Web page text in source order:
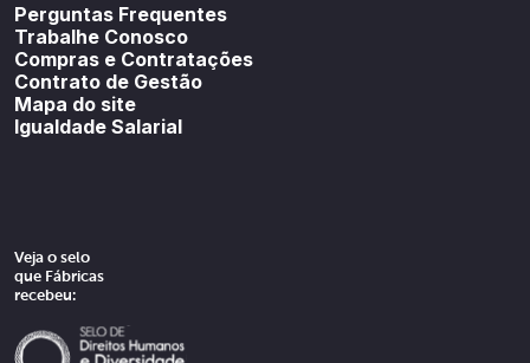
Perguntas Frequentes
Trabalhe Conosco
Compras e Contratações
Contrato de Gestão
Mapa do site
Igualdade Salarial
Veja o selo
que Fábricas
recebeu: